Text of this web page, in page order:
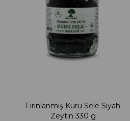
Fırınlanmış Kuru Sele Siyah
Zeytin 330 g